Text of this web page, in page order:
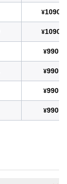
¥1090
¥1090
¥990
¥990
¥990
¥990